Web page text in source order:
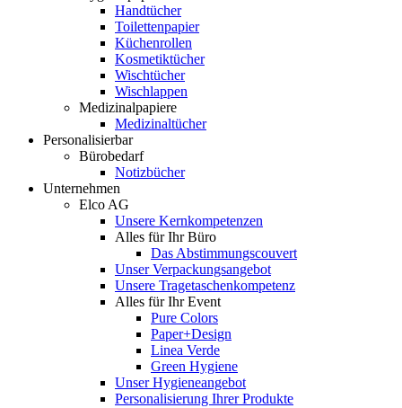
Handtücher
Toilettenpapier
Küchenrollen
Kosmetiktücher
Wischtücher
Wischlappen
Medizinalpapiere
Medizinaltücher
Personalisierbar
Bürobedarf
Notizbücher
Unternehmen
Elco AG
Unsere Kernkompetenzen
Alles für Ihr Büro
Das Abstimmungscouvert
Unser Verpackungsangebot
Unsere Tragetaschenkompetenz
Alles für Ihr Event
Pure Colors
Paper+Design
Linea Verde
Green Hygiene
Unser Hygieneangebot
Personalisierung Ihrer Produkte